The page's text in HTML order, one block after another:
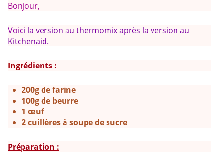
Bonjour,
Voici la version au thermomix après la version au
Kitchenaid.
Ingrédients :
200g de farine
100g de beurre
1 œuf
2 cuillères à soupe de sucre
Préparation :